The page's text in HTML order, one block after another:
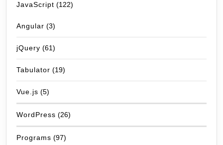
JavaScript (122)
Angular (3)
jQuery (61)
Tabulator (19)
Vue.js (5)
WordPress (26)
Programs (97)